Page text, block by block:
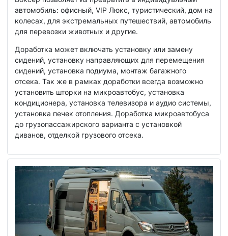
автомобиль: офисный, VIP Люкс, туристический, дом на
колесах, для экстремальных путешествий, автомобиль
для перевозки животных и другие.
Доработка может включать установку или замену
сидений, установку направляющих для перемещения
сидений, установка подиума, монтаж багажного
отсека. Так же в рамках доработки всегда возможно
установить шторки на микроавтобус, установка
кондиционера, установка телевизора и аудио системы,
установка печек отопления. Доработка микроавтобуса
до грузопассажирского варианта с установкой
диванов, отделкой грузового отсека.